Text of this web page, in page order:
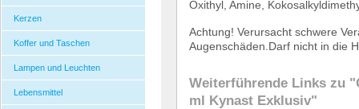
Kerzen
Koffer und Taschen
Lampen und Leuchten
Lebensmittel
Oxithyl, Amine,
Achtung!Verursacht schwere Ver
Augenschäden.Darf nicht in die H
Weiterführende Links zu
ml Kynast Exklusiv"